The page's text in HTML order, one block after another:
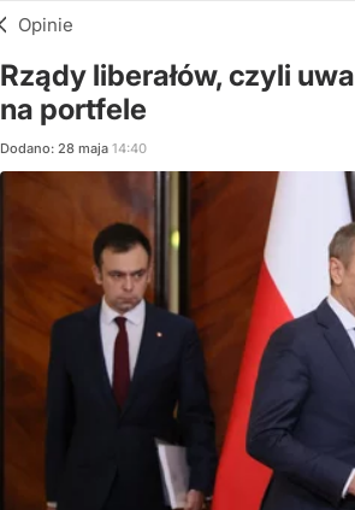
Opinie
Rządy liberałów, czyli
na portfele
Dodano: 28 maja 14:40